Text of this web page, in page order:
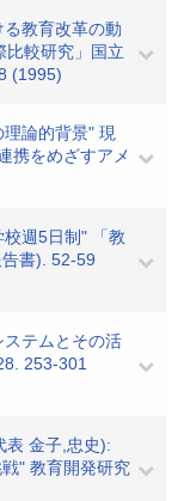
教育改革の動
比較研究」国立
(1995)
論的背景" 現
携をめざすアメ
週5日制" 「教
書). 52-59
テムとその活
253-301
表 金子,忠史):
" 教育開発研究